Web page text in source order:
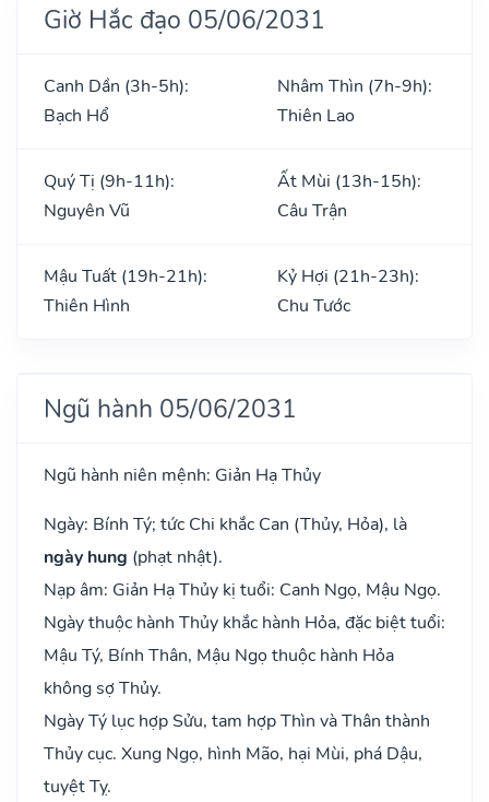
Giờ Hắc đạo 05/06/2031
Canh Dần (3h-5h):
Bạch Hổ
Nhâm Thìn (7h-9h):
Thiên Lao
Quý Tị (9h-11h):
Nguyên Vũ
Ất Mùi (13h-15h):
Câu Trận
Mậu Tuất (19h-21h):
Thiên Hình
Kỷ Hợi (21h-23h):
Chu Tước
Ngũ hành 05/06/2031
Ngũ hành niên mệnh: Giản Hạ Thủy
Ngày: Bính Tý; tức Chi khắc Can (Thủy, Hỏa), là
ngày hung (phạt nhật).
Nạp âm: Giản Hạ Thủy kị tuổi: Canh Ngọ, Mậu Ngọ.
Ngày thuộc hành Thủy khắc hành Hỏa, đặc biệt tuổi:
Mậu Tý, Bính Thân, Mậu Ngọ thuộc hành Hỏa
không sợ Thủy.
Ngày Tý lục hợp Sửu, tam hợp Thìn và Thân thành
Thủy cục. Xung Ngọ, hình Mão, hại Mùi, phá Dậu,
tuyệt Tỵ.